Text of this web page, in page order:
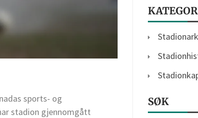
sports- og
stadion gjennomgått
SØK